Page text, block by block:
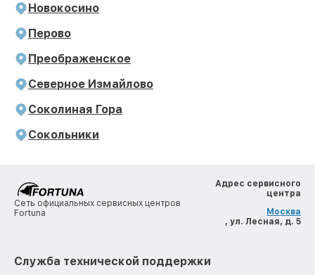
Новокосино
Перово
Преображенское
Северное Измайлово
Соколиная Гора
Сокольники
Сеть официальных сервисных центров
Fortuna
Адрес сервисного
центра
Москва
, ул. Лесная, д. 5
Служба технической поддержки